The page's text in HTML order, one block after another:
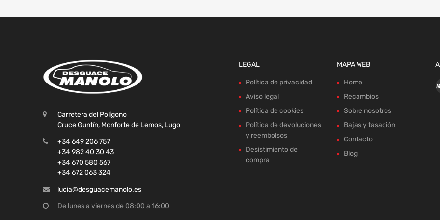
Carretera del Polígono
Cruce Guntín, Monforte de Lemos, Lugo
+34 649 206 757
+34 982 40 30 43
+34 670 580 567
+34 672 063 324
lucia@desguacemanolo.es
De lunes a viernes de 08:00 a 16:00
LEGAL
Política de privacidad
Aviso legal
Política de cookies
Política de devoluciones
y reembolsos
Desistimiento de
compra
MAPA WEB
Home
Recambios
Sobre nosotros
Bajas y tasación
Contacto
Blog